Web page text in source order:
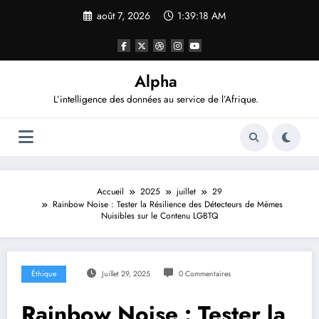
août 7, 2026 1:39:19 AM
Alpha
L’intelligence des données au service de l’Afrique.
Accueil 2025 juillet
29
Rainbow Noise : Tester la Résilience des Détecteurs de Mèmes
Nuisibles sur le Contenu LGBTQ
Éthique Juillet 29, 2025 0 Commentaires